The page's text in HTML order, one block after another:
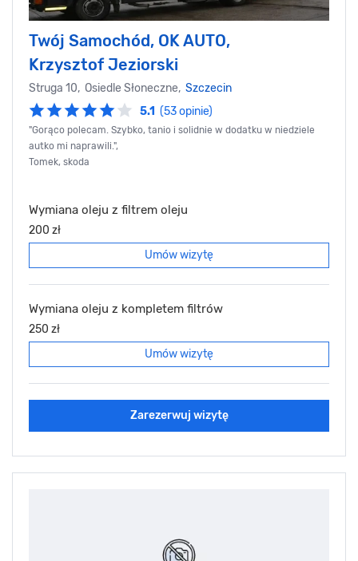
Twój Samochód, OK AUTO,
Krzysztof Jeziorski
Struga 10, Osiedle Słoneczne, Szczecin
5.1 (53 opinie)
"Gorąco polecam. Szybko, tanio i solidnie w dodatku w niedziele
autko mi naprawili.",
Tomek, skoda
Wymiana oleju z filtrem oleju
200 zł
Umów wizytę
Wymiana oleju z kompletem filtrów
250 zł
Umów wizytę
Zarezerwuj wizytę